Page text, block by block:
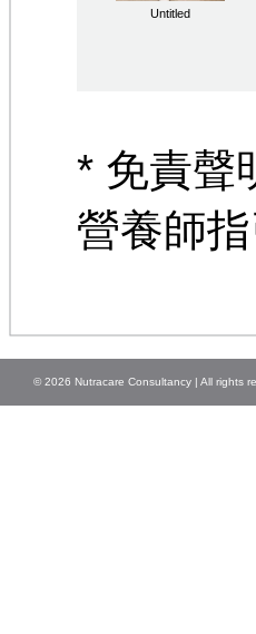
Untitled
* 免責聲
營養師
© 2026 Nutracare Consultancy | All rights